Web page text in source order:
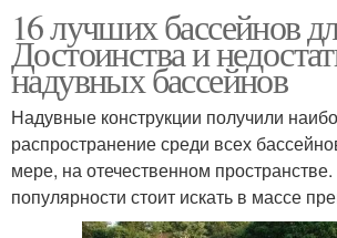
16 лучших бассейнов
Достоинства и
надувных бассейнов
Надувные конструкции получили
распространение среди всех
мере, на отечественном
популярности стоит искать в массе